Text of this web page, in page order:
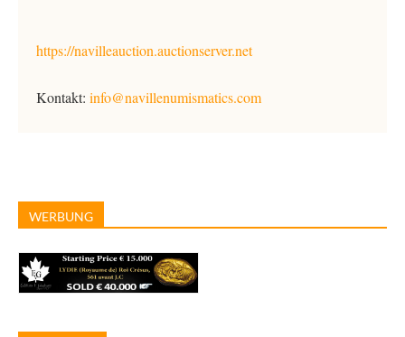
https://navilleauction.auctionserver.net
Kontakt: info@navillenumismatics.com
WERBUNG